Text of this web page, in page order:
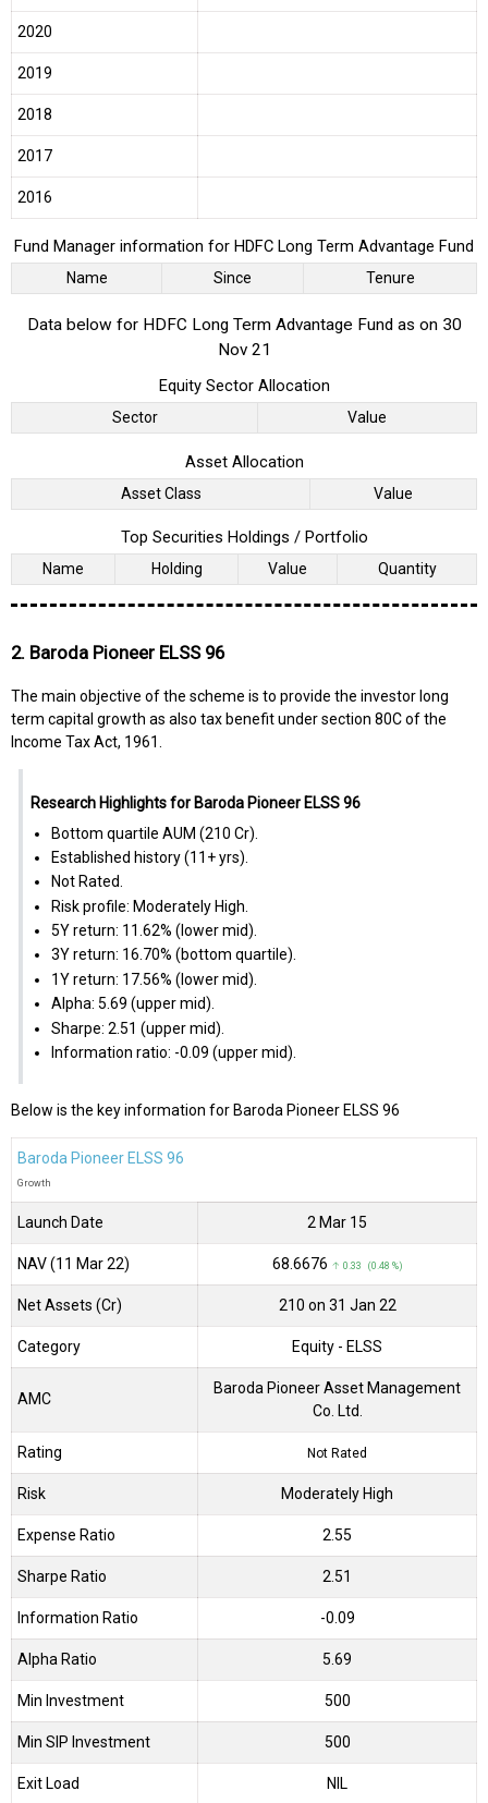
2020
2019
2018
2017
2016
Fund Manager information for HDFC Long Term Advantage Fund
Name Since Tenure
Data below for HDFC Long Term Advantage Fund as on 30
Nov 21
Equity Sector Allocation
Sector Value
Asset Allocation
Asset Class Value
Top Securities Holdings / Portfolio
Name Holding Value Quantity
2. Baroda Pioneer ELSS 96
The main objective of the scheme is to provide the investor long
term capital growth as also tax benefit under section 80C of the
Income Tax Act, 1961.
Research Highlights for Baroda Pioneer ELSS 96
Bottom quartile AUM (₹210 Cr).
Established history (11+ yrs).
Not Rated.
Risk profile: Moderately High.
5Y return: 11.62% (lower mid).
3Y return: 16.70% (bottom quartile).
1Y return: 17.56% (lower mid).
Alpha: 5.69 (upper mid).
Sharpe: 2.51 (upper mid).
Information ratio: -0.09 (upper mid).
Below is the key information for Baroda Pioneer ELSS 96
Baroda Pioneer ELSS 96
Growth
Launch Date 2 Mar 15
NAV (11 Mar 22) ₹68.6676 ↑ 0.33 (0.48 %)
Net Assets (Cr) ₹210 on 31 Jan 22
Category Equity - ELSS
AMC
Baroda Pioneer Asset Management
Co. Ltd.
Rating Not Rated
Risk Moderately High
Expense Ratio 2.55
Sharpe Ratio 2.51
Information Ratio -0.09
Alpha Ratio 5.69
Min Investment 500
Min SIP Investment 500
Exit Load NIL